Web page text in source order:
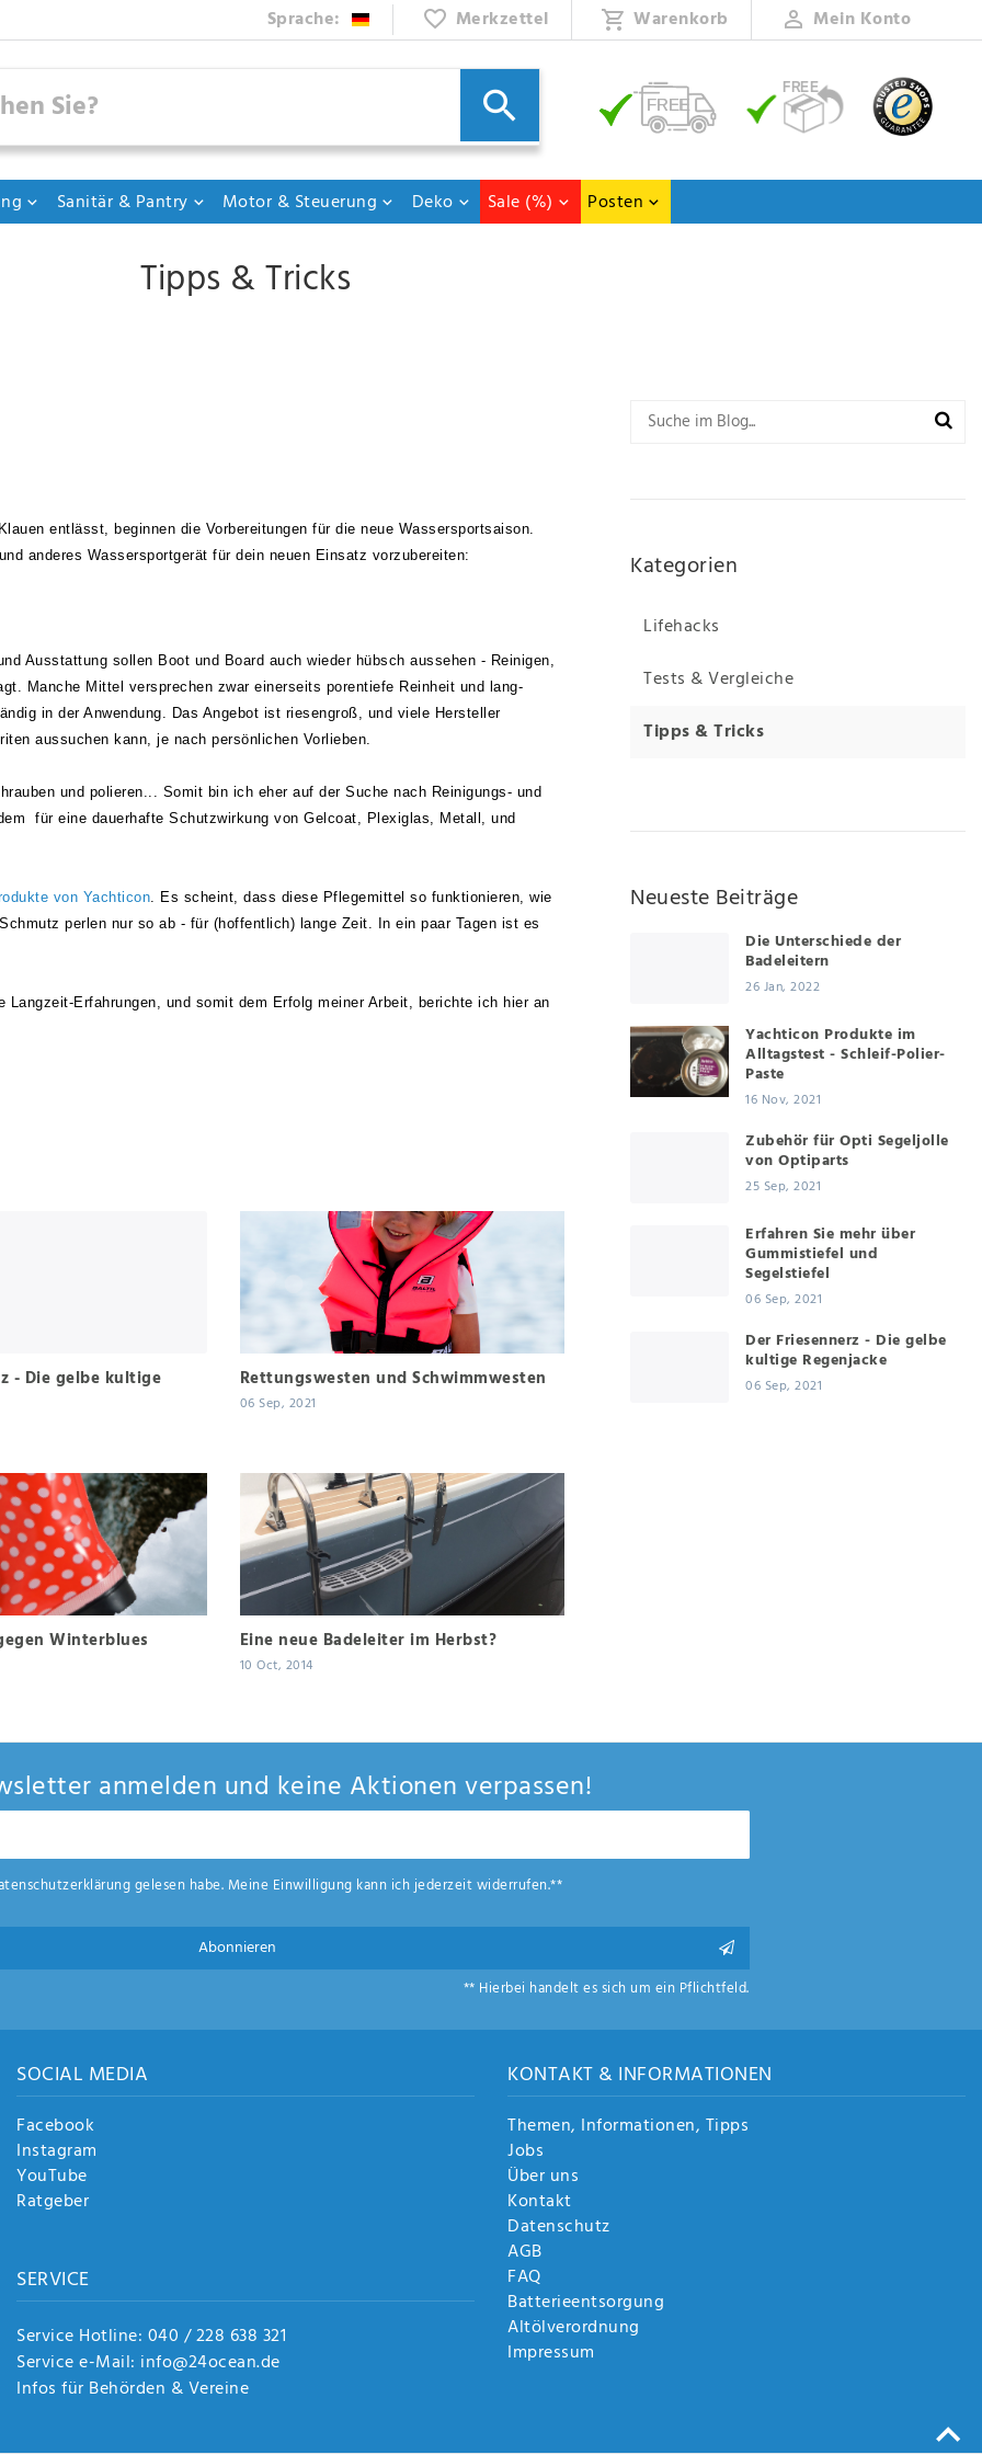
Sprache: Merkzettel Warenkorb Mein Konto
Sanitär & Pantry Motor & Steuerung Deko Sale (%) Posten
Tipps & Tricks
entlässt, beginnen die Vorbereitungen für die neue Wassersportsaison.
anderes Wassersportgerät für dein neuen Einsatz vorzubereiten:
Ausstattung sollen Boot und Board auch wieder hübsch aussehen - Reinigen,
Manche Mittel versprechen zwar einerseits porentiefe Reinheit und lang-
in der Anwendung. Das Angebot ist riesengroß, und viele Hersteller
aussuchen kann, je nach persönlichen Vorlieben.
und polieren... Somit bin ich eher auf der Suche nach Reinigungs- und
für eine dauerhafte Schutzwirkung von Gelcoat, Plexiglas, Metall, und
von Yachticon . Es scheint, dass diese Pflegemittel so funktionieren, wie
perlen nur so ab - für (hoffentlich) lange Zeit. In ein paar Tagen ist es
Erfahrungen, und somit dem Erfolg meiner Arbeit, berichte ich hier an
- Die gelbe kultige Rettungswesten und Schwimmwesten
06 Sep, 2021
Winterblues Eine neue Badeleiter im Herbst?
10 Oct, 2014
Kategorien
Lifehacks
Tests & Vergleiche
Tipps & Tricks
Neueste Beiträge
Die Unterschiede der
Badeleitern
26 Jan, 2022
Yachticon Produkte im
Alltagstest - Schleif-Polier-
Paste
16 Nov, 2021
Zubehör für Opti Segeljolle
von Optiparts
25 Sep, 2021
Erfahren Sie mehr über
Gummistiefel und
Segelstiefel
06 Sep, 2021
Der Friesennerz - Die gelbe
kultige Regenjacke
06 Sep, 2021
anmelden und keine Aktionen verpassen!
gelesen habe. Meine Einwilligung kann ich jederzeit widerrufen.**
Abonnieren
** Hierbei handelt es sich um ein Pflichtfeld.
SOCIAL MEDIA
Facebook
Instagram
YouTube
Ratgeber
SERVICE
Service Hotline: 040 / 228 638 321
Service e-Mail: info@24ocean.de
Infos für Behörden & Vereine
KONTAKT & INFORMATIONEN
Themen, Informationen, Tipps
Jobs
Über uns
Kontakt
Datenschutz
AGB
FAQ
Batterieentsorgung
Altölverordnung
Impressum